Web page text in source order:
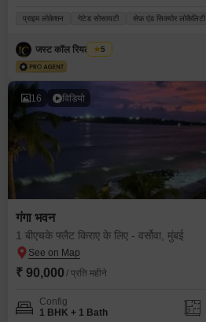
प्राइम लोकेशन गेटेड सोसायटी सेफ़ एंड सिक्योर लोकैलिटी
जस्ट कॉल रियल एस्टेट
5
16 विडियो
गंगा भवन
1 बीएचके फ्लैट किराए के लिए - वर्सोवा, मुंबई
₹ 90,000 / प्रति महीने
Config
1 BHK + 1 Bath